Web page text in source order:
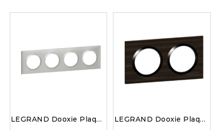
LEGRAND Dooxie Plaque
LEGRAND Dooxie Plaque